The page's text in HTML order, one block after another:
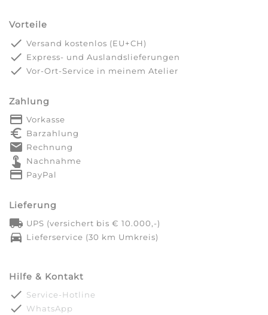
Vorteile
done Versand kostenlos (EU+CH)
done Express- und Auslandslieferungen
done Vor-Ort-Service in meinem Atelier
Zahlung
payment Vorkasse
euro_symbol Barzahlung
markunread Rechnung
touch_app Nachnahme
credit_card PayPal
Lieferung
local_shipping UPS (versichert bis € 10.000,-)
directions_car Lieferservice (30 km Umkreis)
Hilfe & Kontakt
done Service-Hotline
done WhatsApp